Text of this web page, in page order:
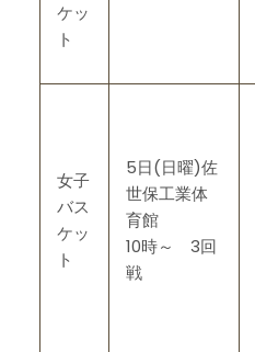
ケッ
ト
女子
バス
ケッ
ト
5日(日曜)佐
世保工業体
育館
10時～ 3回
戦